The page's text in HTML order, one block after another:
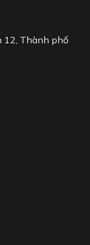
12, Thành phố